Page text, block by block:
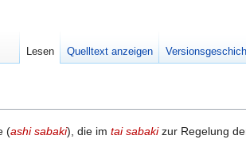
(ashi sabaki), die im tai sabakizur Regelung
Lesen Quelltext anzeigen